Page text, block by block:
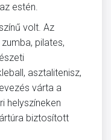
estén.
volt. Az
pilates,
asztalitenisz,
várta a
helyszíneken
biztosított